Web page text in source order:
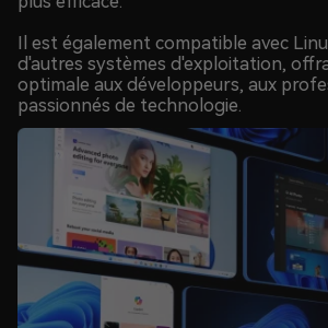
Il est également compatible avec
d'autres systèmes d'exploitation,
optimale aux développeurs, aux
passionnés de technologie.